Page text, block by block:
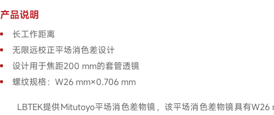
产品说明
长工作距离
无限远校正平场消色差设计
设计用于焦距200 mm的套管透镜
螺纹规格：W26 mm×0.706 mm
LBTEK提供Mitutoyo平场消色差物镜，该平场消色差物镜具有